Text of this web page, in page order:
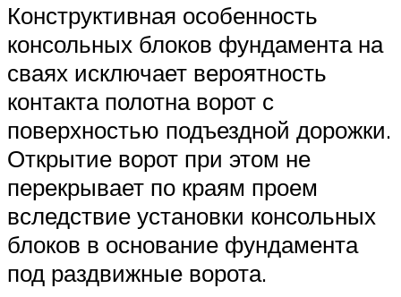
Конструктивная особенность
консольных блоков фундамента на
сваях исключает вероятность
контакта полотна ворот с
поверхностью подъездной дорожки.
Открытие ворот при этом не
перекрывает по краям проем
вследствие установки консольных
блоков в основание фундамента
под раздвижные ворота.